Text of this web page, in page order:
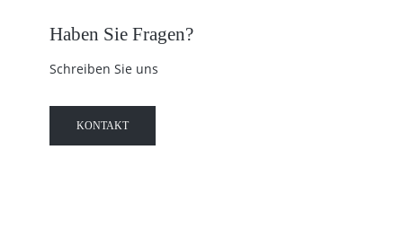
Haben Sie Fragen?
Schreiben Sie uns
KONTAKT